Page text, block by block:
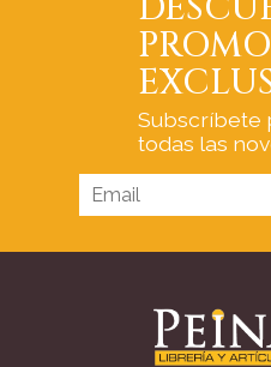
Subscríbete
todas las